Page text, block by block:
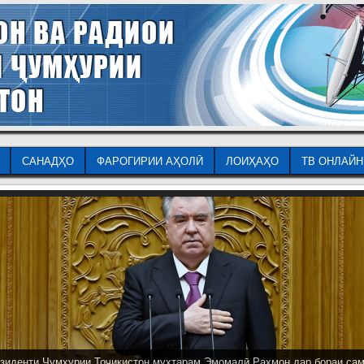
САНАДҲО ФАРОГИРИИ АҲОЛӢ ЛОИҲАҲО ТВ ОНЛАЙН